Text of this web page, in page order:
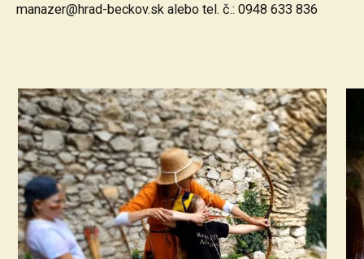
manazer@hrad-beckov.sk alebo tel. č.: 0948 633 836